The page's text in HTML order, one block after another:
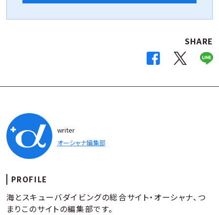
SHARE
writer
オーシャナ編集部
PROFILE
海とスキューバダイビングの総合サイト・オーシャナ、つ
まりこのサイトの編集部です。